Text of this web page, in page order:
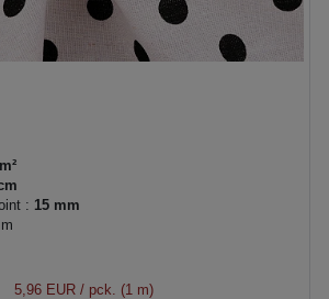
: 15 mm
5,96 EUR/ pck. (1 m)